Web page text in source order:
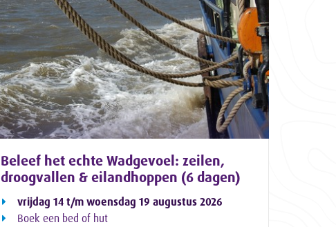
Beleef het echte Wadgevoel: zeilen,
droogvallen & eilandhoppen (6 dagen)
vrijdag 14 t/m woensdag 19 augustus 2026
Boek een bed of hut